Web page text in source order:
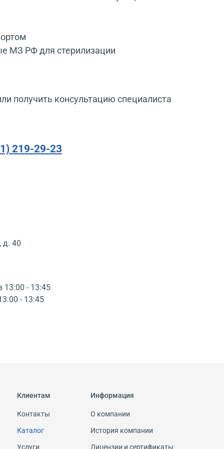
МЗ РФ для стерилизации
получить консультацию специалиста
219-29-23
д. 40
13:00 - 13:45
- 13:45
Клиентам
Контакты
Каталог
Услуги
Информация
О компании
История компании
Лицензии и сертификаты